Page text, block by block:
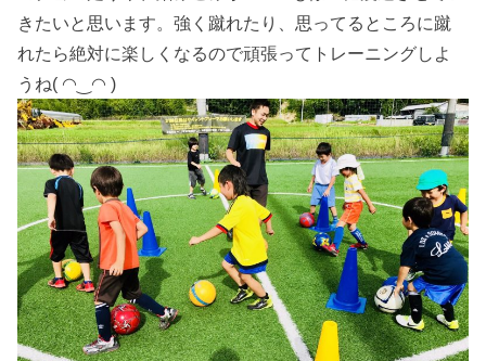
きたいと思います。強く蹴れたり、思ってるところに蹴
れたら絶対に楽しくなるので頑張ってトレーニングしよ
うね( ◠‿◠ )